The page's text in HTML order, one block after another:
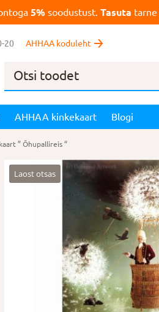
5% soodustust. Tasuta tarne
20 AHHAA koduleht
Products
AHHAA kinkekaart Blogi
” Õhupallireis “
Laost otsas